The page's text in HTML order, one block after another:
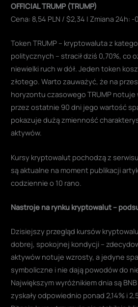
OFFICIAL TRUMP (TRUMP)
Cena: 8,54 PLN / $2,34 | Zmiana 24h: -
Token TRUMP – kryptowaluta z
politycznych – stracił dziś 0,70%, co
niewielki ruch w dół. Jeden token
złotego. Warto zauważyć, że na
horyzontu czasowego TRUMP
przez ostatnie 90 dni jego wartość
pokazuje dużą zmienność
aktywów.
Kursy kryptowalut pochodzą z serwisu
są aktualne na moment publikacji
codziennie o 10 rano.
Nastroje na rynku kryptowalut –
Dzisiejszy przegląd kursów
dobrej, spokojnej kondycji –
aktywów notuje wzrosty, a jedyne
symboliczne i nie dają powodów do
Największym wyróżnikiem dnia są
zyskały odpowiednio ponad 2,14% i